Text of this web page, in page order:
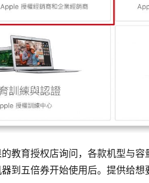
教育授权店询问，各款机型与
到五倍券开始使用后。提供给想